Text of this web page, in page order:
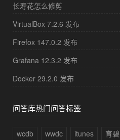
长寿花怎么修剪
VirtualBox 7.2.6 发布
Firefox 147.0.2 发布
Grafana 12.3.2 发布
Docker 29.2.0 发布
问答库热门问答标签
wcdb wwdc itunes 育碧